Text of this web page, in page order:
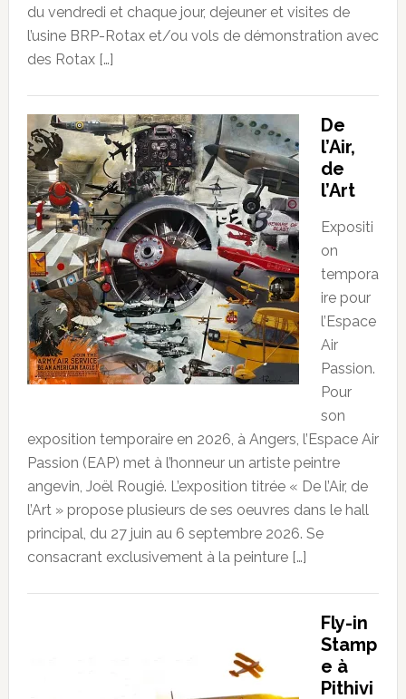
du vendredi et chaque jour, dejeuner et visites de
l’usine BRP-Rotax et/ou vols de démonstration avec
des Rotax […]
De
l’Air,
de
l’Art
Expositi
on
tempora
ire pour
l’Espace
Air
Passion.
Pour
son
exposition temporaire en 2026, à Angers, l’Espace Air
Passion (EAP) met à l’honneur un artiste peintre
angevin, Joël Rougié. L’exposition titrée « De l’Air, de
l’Art » propose plusieurs de ses oeuvres dans le hall
principal, du 27 juin au 6 septembre 2026. Se
consacrant exclusivement à la peinture […]
Fly-in
Stamp
e à
Pithivi